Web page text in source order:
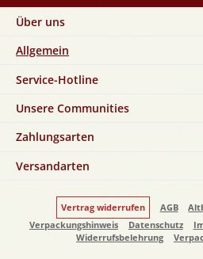
Über uns
Allgemein
Service-Hotline
Unsere Communities
Zahlungsarten
Versandarten
Vertrag widerrufen AGB
Verpackungshinweis
Datenschutz
Widerrufsbelehrung